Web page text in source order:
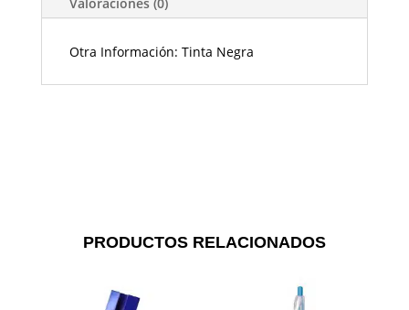
Otra Información: Tinta Negra
PRODUCTOS RELACIONADOS